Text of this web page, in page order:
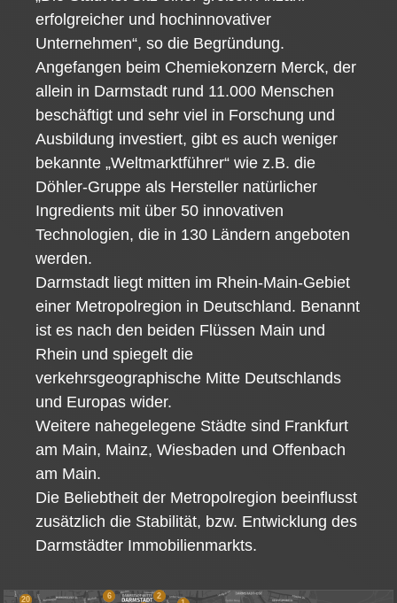
erfolgreicher und hochinnovativer
Unternehmen“, so die Begründung.
Angefangen beim Chemiekonzern Merck, der
allein in Darmstadt rund 11.000 Menschen
beschäftigt und sehr viel in Forschung und
Ausbildung investiert, gibt es auch weniger
bekannte „Weltmarktführer“ wie z.B. die
Döhler-Gruppe als Hersteller natürlicher
Ingredients mit über 50 innovativen
Technologien, die in 130 Ländern angeboten
werden.
Darmstadt liegt mitten im Rhein-Main-Gebiet
einer Metropolregion in Deutschland. Benannt
ist es nach den beiden Flüssen Main und
Rhein und spiegelt die
verkehrsgeographische Mitte Deutschlands
und Europas wider.
Weitere nahegelegene Städte sind Frankfurt
am Main, Mainz, Wiesbaden und Offenbach
am Main.
Die Beliebtheit der Metropolregion beeinflusst
zusätzlich die Stabilität, bzw. Entwicklung des
Darmstädter Immobilienmarkts.
2
20
6